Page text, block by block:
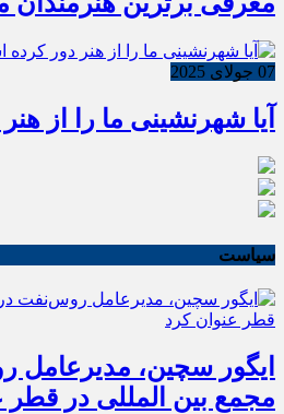
07 جولای 2025
آیا شهرنشینی ما را از
سیاست
ایگور سچین،
مجمع بین المللی در قطر